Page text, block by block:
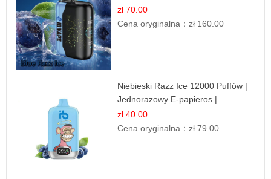
Jednorazowy | IBVAPE
zł 70.00
Cena oryginalna：zł 160.00
Niebieski Razz Ice 12000 Puffów |
Jednorazowy E-papieros |
Jagodowy Chłód
zł 40.00
Cena oryginalna：zł 79.00